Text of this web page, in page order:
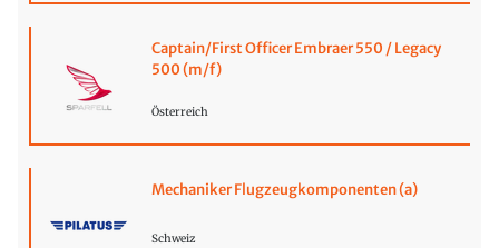
Captain/First Officer Embraer 550 / Legacy
500 (m/f)
Österreich
Mechaniker Flugzeugkomponenten (a)
Schweiz